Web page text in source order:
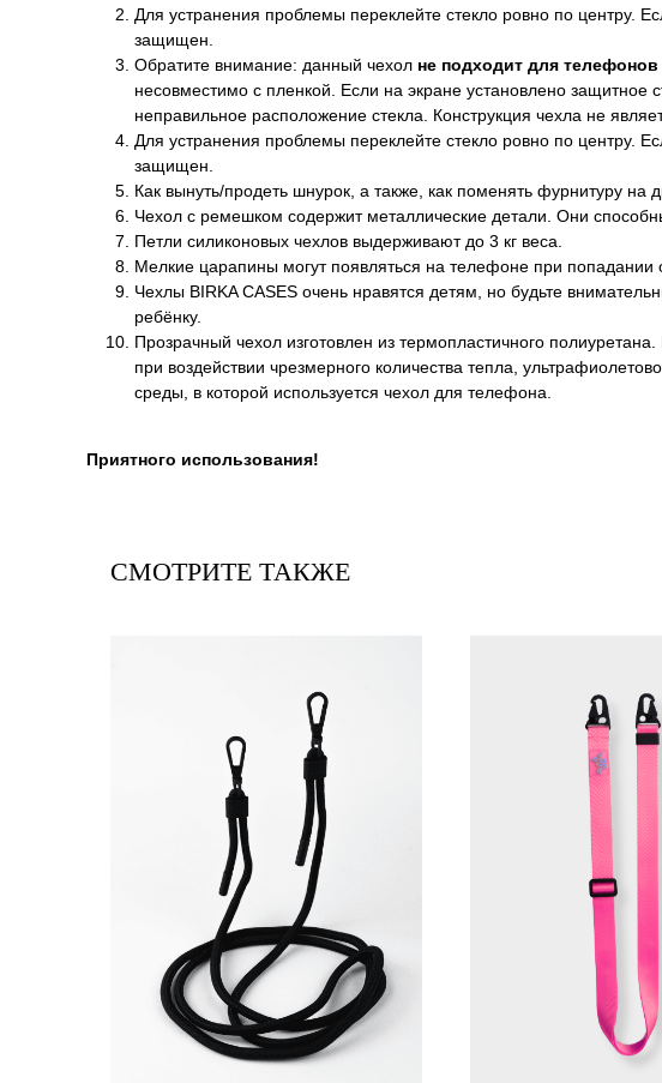
Для устранения проблемы переклейте стекло ровно по центру.
защищен.
Обратите внимание: данный чехол не подходит для
несовместимо с пленкой. Если на экране установлено защитное
неправильное расположение стекла. Конструкция чехла не
Для устранения проблемы переклейте стекло ровно по центру.
защищен.
Как вынуть/продеть шнурок, а также, как поменять фурнитуру на
Чехол с ремешком содержит металлические детали. Они
Петли силиконовых чехлов выдерживают до 3 кг веса.
Мелкие царапины могут появляться на телефоне при попадании
Чехлы BIRKA CASES очень нравятся детям, но будьте
ребёнку.
Прозрачный чехол изготовлен из термопластичного
при воздействии чрезмерного количества тепла,
среды, в которой используется чехол для телефона.
Приятного использования!
СМОТРИТЕ ТАКЖЕ